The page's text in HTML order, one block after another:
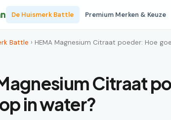
De Huismerk Battle Premium Merken & Keuze
Battle › HEMA Magnesium Citraat poeder: Hoe
Citraat
in water?